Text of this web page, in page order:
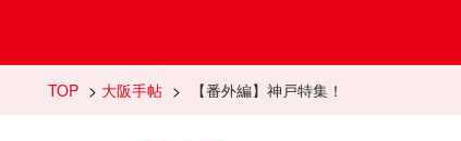
TOP > 大阪手帖 > 【番外編】神戸特集！